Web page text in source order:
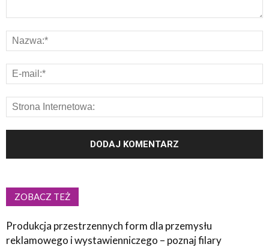
ZOBACZ TEŻ
Produkcja przestrzennych form dla przemysłu
reklamowego i wystawienniczego – poznaj filary